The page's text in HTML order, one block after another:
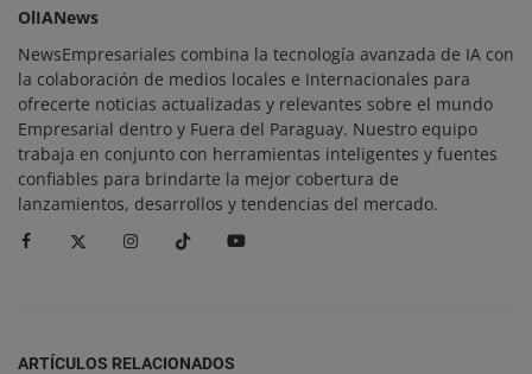
OlIANews
NewsEmpresariales combina la tecnología avanzada de IA con
la colaboración de medios locales e Internacionales para
ofrecerte noticias actualizadas y relevantes sobre el mundo
Empresarial dentro y Fuera del Paraguay. Nuestro equipo
trabaja en conjunto con herramientas inteligentes y fuentes
confiables para brindarte la mejor cobertura de
lanzamientos, desarrollos y tendencias del mercado.
ARTÍCULOS RELACIONADOS